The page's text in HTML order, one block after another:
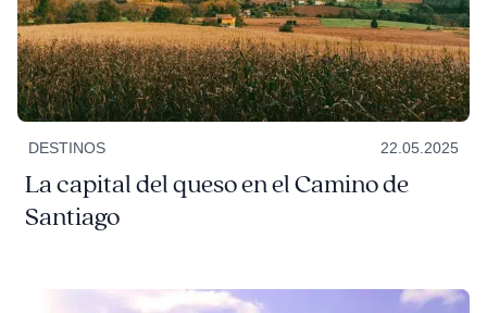
DESTINOS 22.05.2025
La capital del queso en el Camino de
Santiago